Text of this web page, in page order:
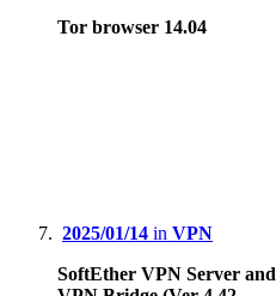
Tor browser 14.04
2025/01/14 in VPN
SoftEther VPN Server and